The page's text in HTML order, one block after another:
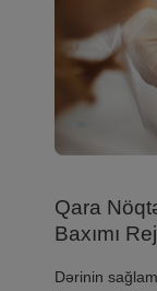
Qara
Baxımı
Dərinin